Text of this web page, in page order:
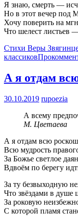
Я знаю, смерть —
Но в этот вечер под
Хочу поверить на
Что шелест листьев
Стихи Веры
классиков
А я отдам
30.10.2019 rupoezia
А всему
М. Цветаева
А я отдам всю
Всю мудрость
За Божье светлое
Вдвоём по берегу
За ту безвыходную
Что звёздами в душе
За роковую
С которой пламя